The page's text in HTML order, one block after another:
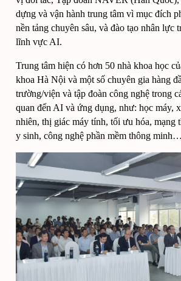
dựng và vận hành trung tâm vì mục đích
nền tảng chuyên sâu, và đào tạo nhân lực
lĩnh vực AI.
Trung tâm hiện có hơn 50 nhà khoa học
khoa Hà Nội và một số chuyên gia hàng
trường/viện và tập đoàn công nghệ trong
quan đến AI và ứng dụng, như: học máy,
nhiên, thị giác máy tính, tối ưu hóa, mạng
y sinh, công nghệ phần mềm thông minh…